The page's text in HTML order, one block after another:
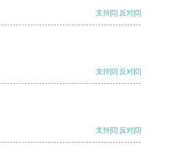
支持[0] 反对[0]
支持[0] 反对[0]
支持[0] 反对[0]